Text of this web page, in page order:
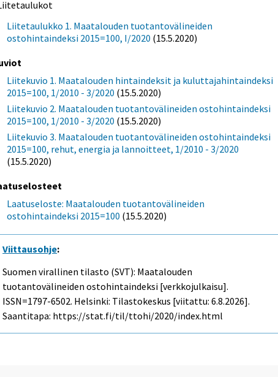
Liitetaulukko 1. Maatalouden tuotantovälineiden
ostohintaindeksi 2015=100, I/2020 (15.5.2020)
Liitekuvio 1. Maatalouden hintaindeksit ja kuluttajahintaindeksi
2015=100, 1/2010 - 3/2020 (15.5.2020)
Liitekuvio 2. Maatalouden tuotantovälineiden ostohintaindeksi
2015=100, 1/2010 - 3/2020 (15.5.2020)
Liitekuvio 3. Maatalouden tuotantovälineiden ostohintaindeksi
2015=100, rehut, energia ja lannoitteet, 1/2010 - 3/2020
(15.5.2020)
Laatuseloste: Maatalouden tuotantovälineiden
ostohintaindeksi 2015=100 (15.5.2020)
Viittausohje:
Suomen virallinen tilasto (SVT): Maatalouden
tuotantovälineiden ostohintaindeksi [verkkojulkaisu].
ISSN=1797-6502. Helsinki: Tilastokeskus [viitattu: 6.8.2026].
Saantitapa: https://stat.fi/til/ttohi/2020/index.html